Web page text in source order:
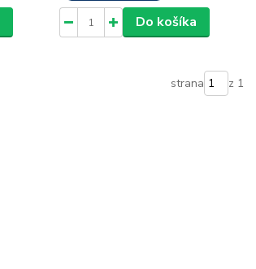
Do košíka
strana z 1